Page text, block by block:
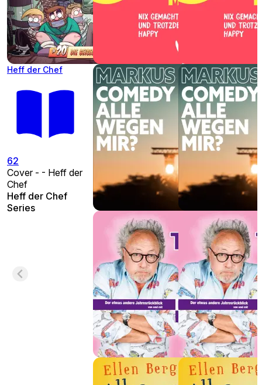
Heff der Chef
62
Cover - - Heff der
Chef
Heff der Chef
Series